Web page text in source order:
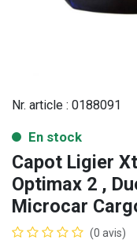
Nr. article : 0188091
En stock
Capot Ligier
Optimax 2 ,
Microcar
(0 avis)